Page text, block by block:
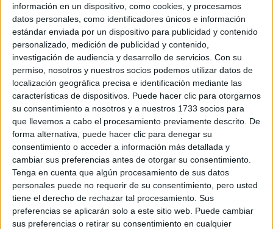
información en un dispositivo, como cookies, y procesamos
datos personales, como identificadores únicos e información
estándar enviada por un dispositivo para publicidad y contenido
personalizado, medición de publicidad y contenido,
investigación de audiencia y desarrollo de servicios. Con su
permiso, nosotros y nuestros socios podemos utilizar datos de
localización geográfica precisa e identificación mediante las
características de dispositivos. Puede hacer clic para otorgarnos
su consentimiento a nosotros y a nuestros 1733 socios para
que llevemos a cabo el procesamiento previamente descrito. De
forma alternativa, puede hacer clic para denegar su
consentimiento o acceder a información más detallada y
cambiar sus preferencias antes de otorgar su consentimiento.
Tenga en cuenta que algún procesamiento de sus datos
personales puede no requerir de su consentimiento, pero usted
tiene el derecho de rechazar tal procesamiento. Sus
preferencias se aplicarán solo a este sitio web. Puede cambiar
sus preferencias o retirar su consentimiento en cualquier
POSITIVO PARA: VIRGO,
CÁNCER Y TAURO.
NEGATIVO PARA:
CAPRICORNIO, ARIES Y
LIBRA.
at Redacción Marie Claire
GALERÍA DE IMÁGENES